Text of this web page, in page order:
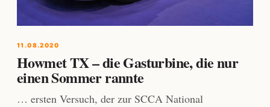
11.08.2020
Howmet TX – die Gasturbine, die nur
einen Sommer rannte
… ersten Versuch, der zur SCCA National